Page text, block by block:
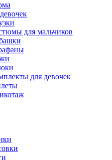
для мальчиков
для девочек